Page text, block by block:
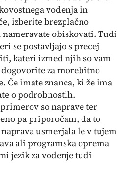
vodenja in
izberite brezplačno
obiskovati. Tudi
se postavljajo s precej
kateri izmed njih so vam
dogovorite za morebitno
Če imate znanca, ki že ima
o podrobnostih.
so naprave ter
pa priporočam, da to
usmerjala le v tujem
ali programska oprema
jezik za vodenje tudi